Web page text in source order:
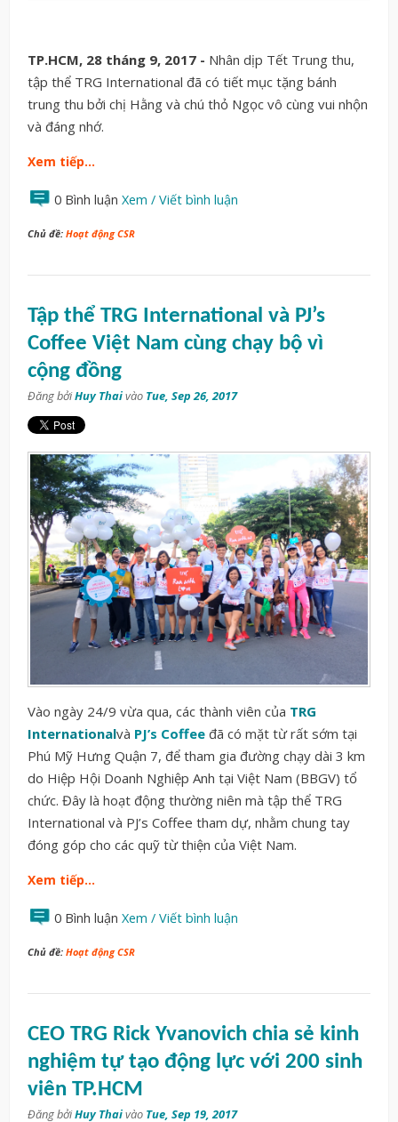
TP.HCM, 28 tháng 9, 2017 - Nhân dịp Tết Trung thu,
tập thể TRG International đã có tiết mục tặng bánh
trung thu bởi chị Hằng và chú thỏ Ngọc vô cùng vui nhộn
và đáng nhớ.
Xem tiếp…
0 Bình luận Xem / Viết bình luận
Chủ đề: Hoạt động CSR
Tập thể TRG International và PJ’s
Coffee Việt Nam cùng chạy bộ vì
cộng đồng
Đăng bởiHuy Thaivào Tue, Sep 26, 2017
Vào ngày 24/9 vừa qua, các thành viên của TRG
Internationalvà PJ’s Coffee đã có mặt từ rất sớm tại
Phú Mỹ Hưng Quận 7, để tham gia đường chạy dài 3 km
do Hiệp Hội Doanh Nghiệp Anh tại Việt Nam (BBGV) tổ
chức. Đây là hoạt động thường niên mà tập thể TRG
International và PJ’s Coffee tham dự, nhằm chung tay
đóng góp cho các quỹ từ thiện của Việt Nam.
Xem tiếp…
0 Bình luận Xem / Viết bình luận
Chủ đề: Hoạt động CSR
CEO TRG Rick Yvanovich chia sẻ kinh
nghiệm tự tạo động lực với 200 sinh
viên TP.HCM
Đăng bởiHuy Thaivào Tue, Sep 19, 2017